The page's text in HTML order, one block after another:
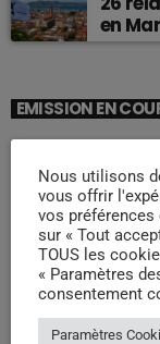
en
EMISSION EN
WEEK -END
Nous utilisons
vous offrir
vos
sur « Tout
TOUS les
« Paramètres
consentement
Paramètres